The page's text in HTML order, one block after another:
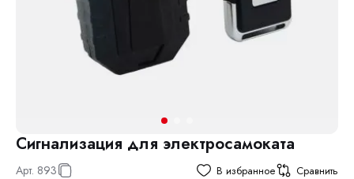
Сигнализация для электросамоката
Арт. 893 В избранное Сравнить